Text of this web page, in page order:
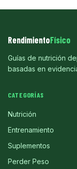
RendimientoFísico
Guías de nutrición
basadas en
CATEGORÍAS
Nutrición
Entrenamiento
Suplementos
Perder Peso